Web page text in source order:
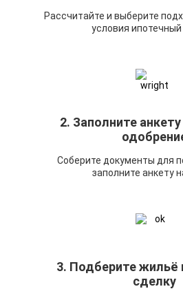
Рассчитайте и выберите
условия
2. Заполните
Соберите документы для
заполните анкету
3. Подберите жильё
сделку